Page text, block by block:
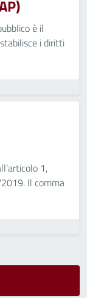
è il
i diritti
1,
Il comma